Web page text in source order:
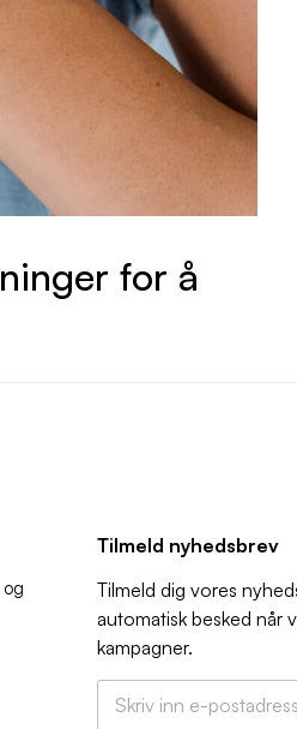
for å
Tilmeld nyhedsbrev
Tilmeld dig vores
automatisk besked når
kampagner.
E